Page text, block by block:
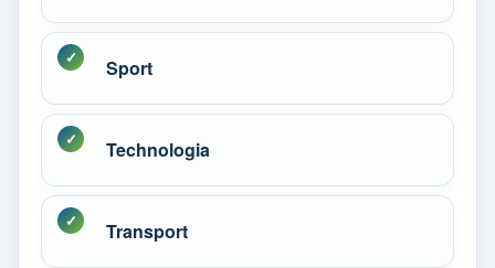
Sport
Technologia
Transport